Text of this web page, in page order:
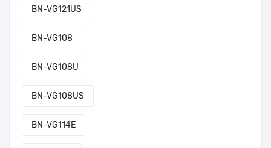
BN-VG121US
BN-VG108
BN-VG108U
BN-VG108US
BN-VG114E